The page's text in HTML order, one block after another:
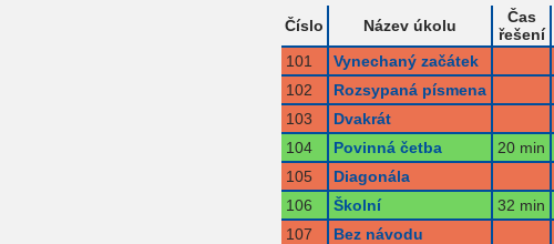
Číslo Název úkolu
Čas
řešení
101
Vynechaný začátek
102
Rozsypaná písmena
103
Dvakrát
104
Povinná četba 20 min
105
Diagonála
106
Školní 32 min
107
Bez návodu